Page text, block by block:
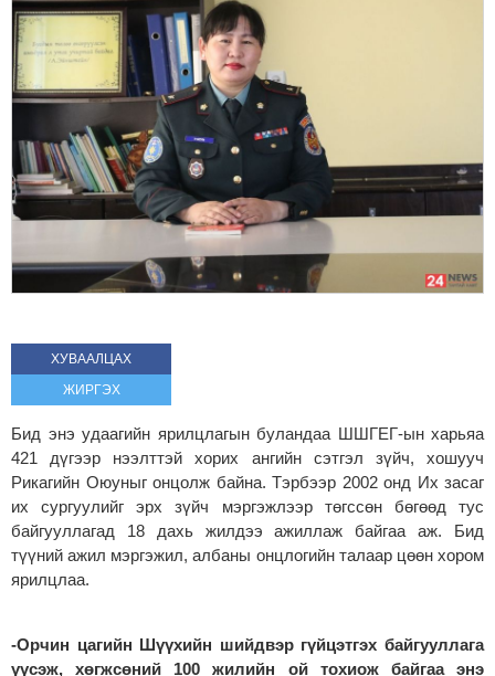
ХУВААЛЦАХ
ЖИРГЭХ
Бид энэ удаагийн ярилцлагын буландаа ШШГЕГ-ын харьяа
421 дүгээр нээлттэй хорих ангийн сэтгэл зүйч, хошууч
Рикагийн Оюуныг онцолж байна. Тэрбээр 2002 онд Их засаг
их сургуулийг эрх зүйч мэргэжлээр төгссөн бөгөөд тус
байгууллагад 18 дахь жилдээ ажиллаж байгаа аж. Бид
түүний ажил мэргэжил, албаны онцлогийн талаар цөөн хором
ярилцлаа.
-Орчин цагийн Шүүхийн шийдвэр гүйцэтгэх байгууллага
үүсэж, хөгжсөний 100 жилийн ой тохиож байгаа энэ